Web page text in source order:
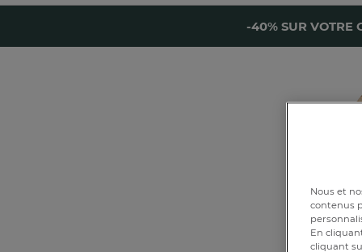
-40% SUR VOTRE
Nous et
contenus
En
cliquant